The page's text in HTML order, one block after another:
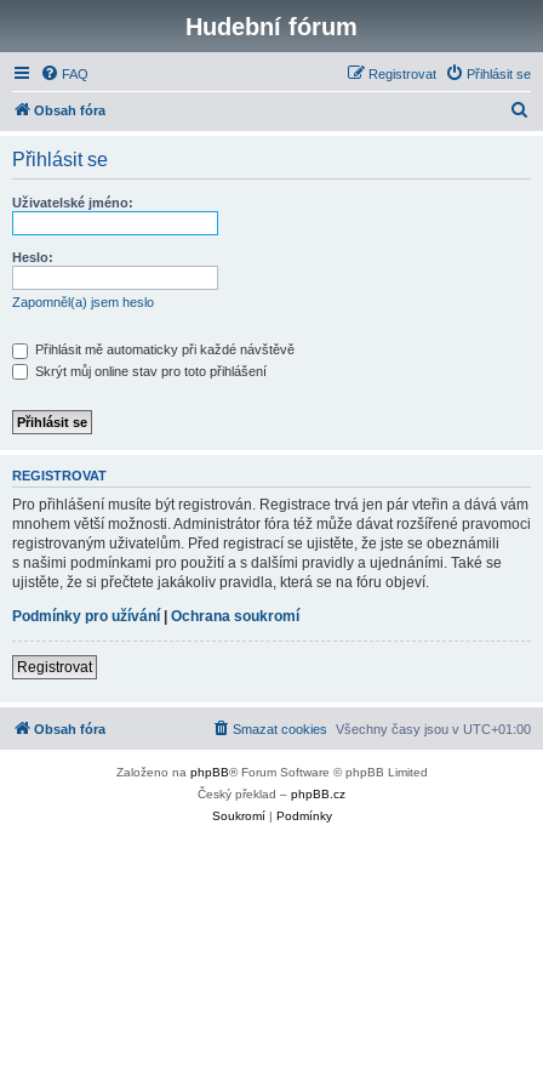
Hudební fórum
FAQ Přihlásit se
Registrovat
Obsah fóra
Přihlásit se
Uživatelské jméno:
Heslo:
Zapomněl(a) jsem heslo
Přihlásit mě automaticky při každé návštěvě
Skrýt můj online stav pro toto přihlášení
REGISTROVAT
Pro přihlášení musíte být registrován. Registrace trvá jen pár vteřin a dává vám
mnohem větší možnosti. Administrátor fóra též může dávat rozšířené pravomoci
registrovaným uživatelům. Před registrací se ujistěte, že jste se obeznámili
s našimi podmínkami pro použití a s dalšími pravidly a ujednáními. Také se
ujistěte, že si přečtete jakákoliv pravidla, která se na fóru objeví.
Podmínky pro užívání | Ochrana soukromí
Registrovat
Obsah fóra Všechny časy jsou v UTC+01:00
Smazat cookies
Založeno na phpBB® Forum Software © phpBB Limited
Český překlad – phpBB.cz
Soukromí| Podmínky